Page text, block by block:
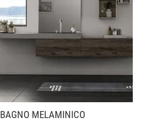
MELAMINICO